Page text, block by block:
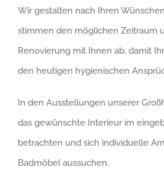
Wir gestalten nach Ihren
stimmen den möglichen Zeitraum
Renovierung mit Ihnen ab, damit
den heutigen hygienischen
In den Ausstellungen unserer
das gewünschte Interieur im
betrachten und sich individuelle
Badmöbel aussuchen.